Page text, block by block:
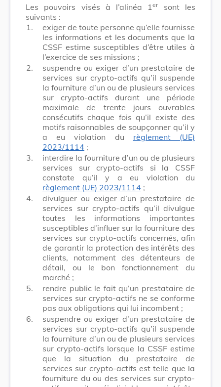
Les pouvoirs visés à l’alinéa 1ersont les
suivants :
1.
exiger de toute personne qu’elle fournisse
les informations et les documents que la
CSSF estime susceptibles d’être utiles à
l’exercice de ses missions ;
2.
suspendre ou exiger d’un prestataire de
services sur crypto-actifs qu’il suspende
la fourniture d’un ou de plusieurs services
sur crypto-actifs durant une période
maximale de trente jours ouvrables
consécutifs chaque fois qu’il existe des
motifs raisonnables de soupçonner qu’il y
a eu violation du règlement (UE)
2023/1114 ;
3.
interdire la fourniture d’un ou de plusieurs
services sur crypto-actifs si la CSSF
constate qu’il y a eu violation du
règlement (UE) 2023/1114 ;
4.
divulguer ou exiger d’un prestataire de
services sur crypto-actifs qu’il divulgue
toutes les informations importantes
susceptibles d’influer sur la fourniture des
services sur crypto-actifs concernés, afin
de garantir la protection des intérêts des
clients, notamment des détenteurs de
détail, ou le bon fonctionnement du
marché ;
5.
rendre public le fait qu’un prestataire de
services sur crypto-actifs ne se conforme
pas aux obligations qui lui incombent ;
6.
suspendre ou exiger d’un prestataire de
services sur crypto-actifs qu’il suspende
la fourniture d’un ou de plusieurs services
sur crypto-actifs lorsque la CSSF estime
que la situation du prestataire de
services sur crypto-actifs est telle que la
fourniture du ou des services sur crypto-